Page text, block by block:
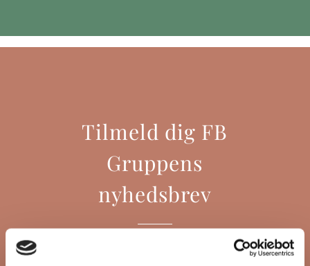
Tilmeld dig FB
Gruppens
nyhedsbrev